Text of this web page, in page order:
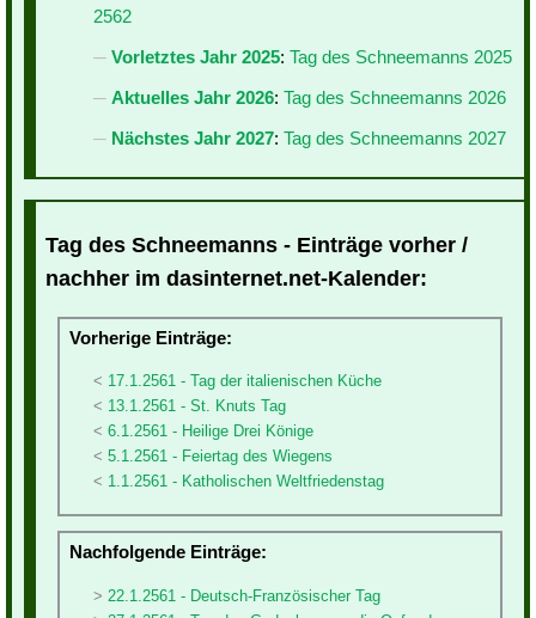
2562
Vorletztes Jahr 2025: Tag des Schneemanns 2025
Aktuelles Jahr 2026: Tag des Schneemanns 2026
Nächstes Jahr 2027: Tag des Schneemanns 2027
Tag des Schneemanns - Einträge vorher /
nachher im dasinternet.net-Kalender:
Vorherige Einträge:
17.1.2561 - Tag der italienischen Küche
13.1.2561 - St. Knuts Tag
6.1.2561 - Heilige Drei Könige
5.1.2561 - Feiertag des Wiegens
1.1.2561 - Katholischen Weltfriedenstag
Nachfolgende Einträge:
22.1.2561 - Deutsch-Französischer Tag